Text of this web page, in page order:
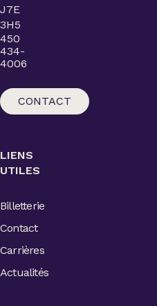
J7E
3H5
450
434-
4006
CONTACT
LIENS
UTILES
Billetterie
Contact
Carrières
Actualités